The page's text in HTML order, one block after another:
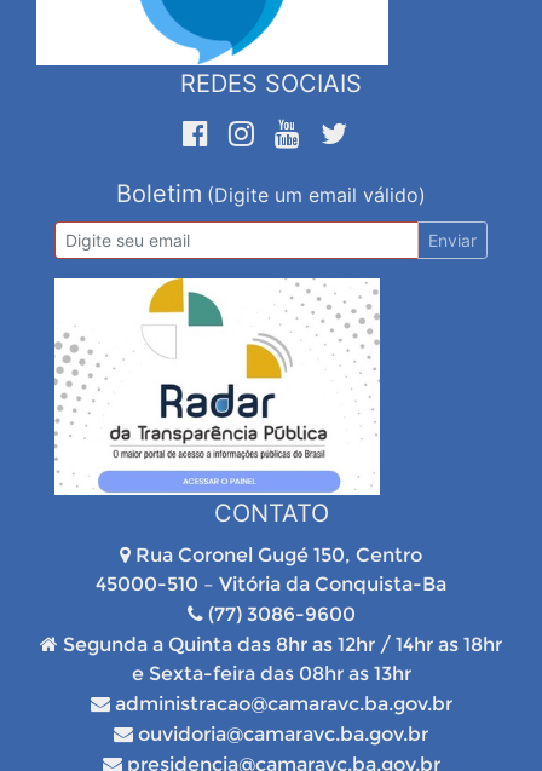
REDES SOCIAIS
Boletim (Digite um email válido)
Enviar
CONTATO
Rua Coronel Gugé 150, Centro
45000-510 – Vitória da Conquista-Ba
(77) 3086-9600
Segunda a Quinta das 8hr as 12hr / 14hr as 18hr
e Sexta-feira das 08hr as 13hr
administracao@camaravc.ba.gov.br
ouvidoria@camaravc.ba.gov.br
presidencia@camaravc.ba.gov.br